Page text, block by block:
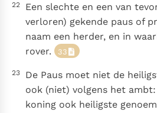
22
Een slechte en een van
verloren) gekende paus of
naam een herder, en in
rover. 33
23
De Paus moet niet de
ook (niet) volgens het
koning ook heiligste